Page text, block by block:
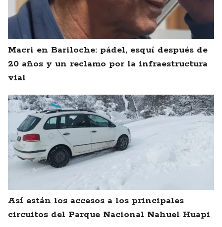
Macri en Bariloche: pádel, esquí después de
20 años y un reclamo por la infraestructura
vial
Así están los accesos a los principales
circuitos del Parque Nacional Nahuel Huapi